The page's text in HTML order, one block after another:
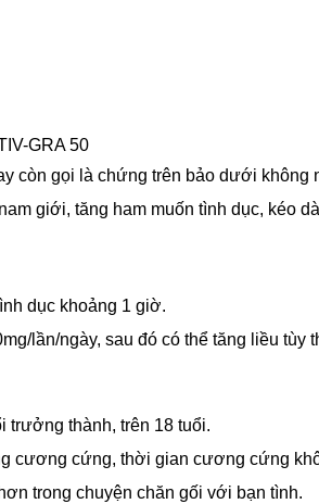
GRA 50
còn gọi là chứng trên bảo dưới không
giới, tăng ham muốn tình dục, kéo
dục khoảng 1 giờ.
lần/ngày, sau đó có thể tăng liều
trưởng thành, trên 18 tuổi.
cương cứng, thời gian cương cứng
trong chuyện chăn gối với bạn tình.